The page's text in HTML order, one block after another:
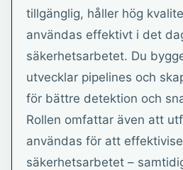
tillgänglig, håller hög
användas effektivt i det
säkerhetsarbetet. Du
utvecklar pipelines och
för bättre detektion och
Rollen omfattar även att
användas för att
säkerhetsarbetet –